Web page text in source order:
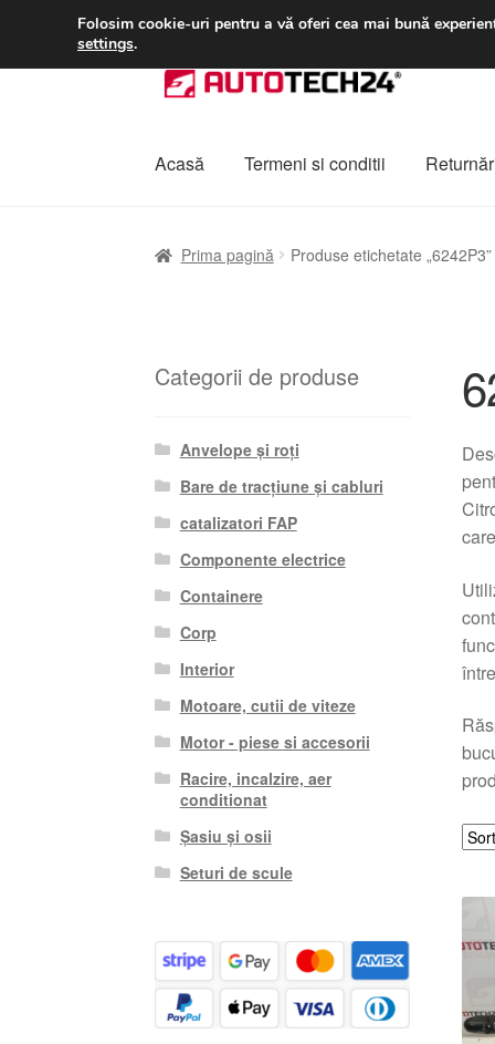
LIVRARE de la 33 lei
Sari
la
Sari
la
Acasă
Termeni si conditii
Prima pagină Produse etichetate „6242P3”
Categorii de produse
Anvelope și roți
Bare de tracțiune și cabluri
catalizatori FAP
Componente electrice
Containere
Corp
Interior
Motoare, cutii de viteze
Motor - piese si accesorii
Racire, incalzire, aer
conditionat
Șasiu și osii
Seturi de scule
Folosim cookie-uri pentru a vă oferi cea mai bună
settings.